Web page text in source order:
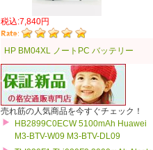
税込:7,840円
HP BM04XL ノートPC バッテリー
売れ筋の人気商品を今すぐチェック！
HB2899C0ECW 5100mAh Huawei
M3-BTV-W09 M3-BTV-DL09